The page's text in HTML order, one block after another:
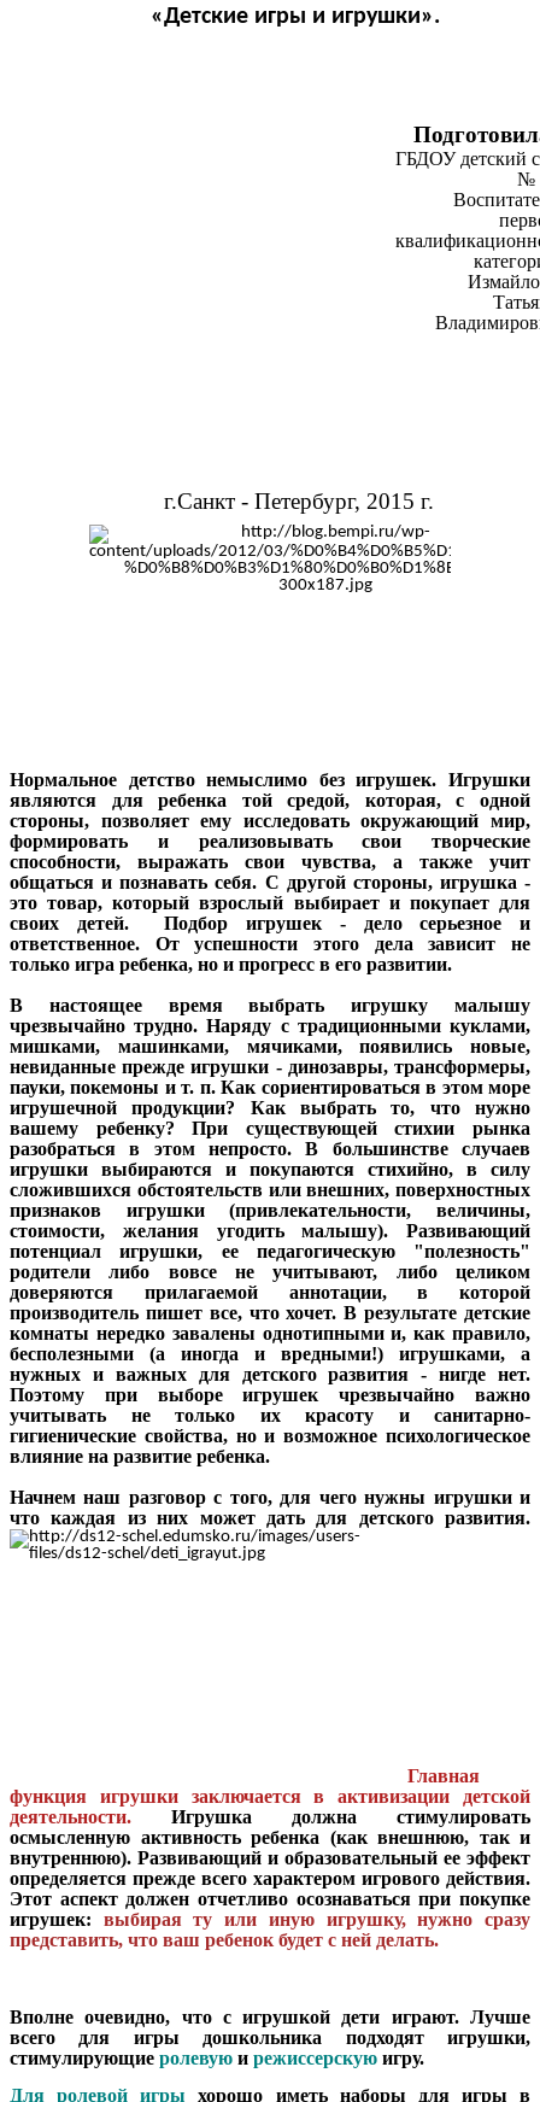
«Детские игры и игрушки».
ГБДОУ детский
№
г.Санкт - Петербург, 2015 г.
Нормальное детство немыслимо без игрушек. Игрушки
являются для ребенка той средой, которая, с одной
стороны, позволяет ему исследовать окружающий мир,
формировать и реализовывать свои творческие
способности, выражать свои чувства, а также учит
общаться и познавать себя. С другой стороны, игрушка -
это товар, который взрослый выбирает и покупает для
своих детей. Подбор игрушек - дело серьезное и
ответственное. От успешности этого дела зависит не
только игра ребенка, но и прогресс в его развитии.
В настоящее время выбрать игрушку малышу
чрезвычайно трудно. Наряду с традиционными куклами,
мишками, машинками, мячиками, появились новые,
невиданные прежде игрушки - динозавры, трансформеры,
пауки, покемоны и т. п. Как сориентироваться в этом море
игрушечной продукции? Как выбрать то, что нужно
вашему ребенку? При существующей стихии рынка
разобраться в этом непросто. В большинстве случаев
игрушки выбираются и покупаются стихийно, в силу
сложившихся обстоятельств или внешних, поверхностных
признаков игрушки (привлекательности, величины,
стоимости, желания угодить малышу). Развивающий
потенциал игрушки, ее педагогическую "полезность"
родители либо вовсе не учитывают, либо целиком
доверяются прилагаемой аннотации, в которой
производитель пишет все, что хочет. В результате детские
комнаты нередко завалены однотипными и, как правило,
бесполезными (а иногда и вредными!) игрушками, а
нужных и важных для детского развития - нигде нет.
Поэтому при выборе игрушек чрезвычайно важно
учитывать не только их красоту и санитарно-
гигиенические свойства, но и возможное психологическое
влияние на развитие ребенка.
Начнем наш разговор с того, для чего нужны игрушки и
что каждая из них может дать для детского развития.
Главная
функция игрушки заключается в активизации детской
деятельности.
Игрушка должна стимулировать
осмысленную активность ребенка (как внешнюю, так и
внутреннюю). Развивающий и образовательный ее эффект
определяется прежде всего характером игрового действия.
Этот аспект должен отчетливо осознаваться при покупке
игрушек:
выбирая ту или иную игрушку, нужно сразу
представить, что ваш ребенок будет с ней делать.
Вполне очевидно, что с игрушкой дети играют. Лучше
всего для игры дошкольника подходят игрушки,
стимулирующие ролевую и режиссерскую игру.
Для ролевой игры
хорошо иметь наборы для игры в